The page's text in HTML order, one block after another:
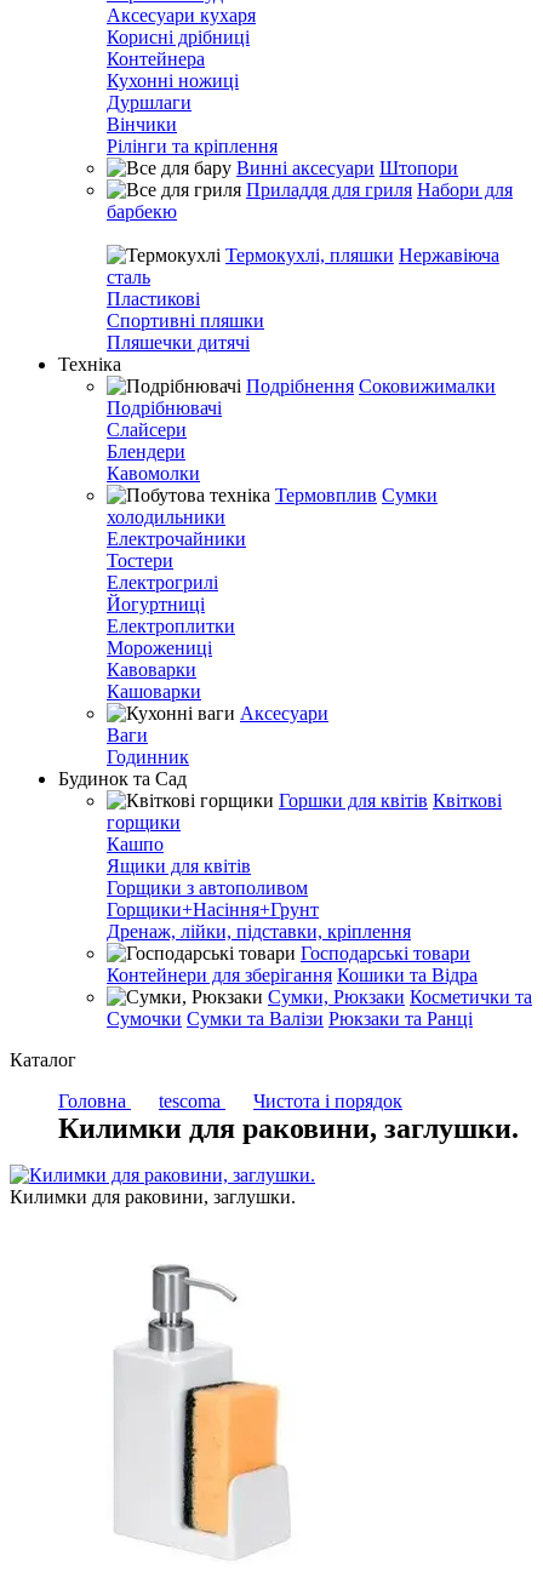
Аксесуари кухаря
Корисні дрібниці
Контейнера
Кухонні ножиці
Дуршлаги
Вінчики
Рілінги та кріплення
Винні аксесуари Штопори
Приладдя для гриля Набори для
барбекю
Термокухлі, пляшки Нержавіюча
сталь
Пластикові
Спортивні пляшки
Пляшечки дитячі
Техніка
Подрібнення Соковижималки
Подрібнювачі
Слайсери
Блендери
Кавомолки
Термовплив Сумки
холодильники
Електрочайники
Тостери
Електрогрилі
Йогуртниці
Електроплитки
Морожениці
Кавоварки
Кашоварки
Аксесуари
Ваги
Годинник
Будинок та Сад
Горшки для квітів Квіткові
горщики
Кашпо
Ящики для квітів
Горщики з автополивом
Горщики+Насіння+Грунт
Дренаж, лійки, підставки, кріплення
Господарські товари
Контейнери для зберігання Кошики та Відра
Сумки, Рюкзаки Косметички та
Сумочки Сумки та Валізи Рюкзаки та Ранці
Каталог
Головна
tescoma Чистота і порядок
Килимки для раковини, заглушки.
Килимки для раковини, заглушки.